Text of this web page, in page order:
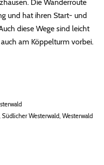
Die Wanderroute
und hat ihren Start- und
diese Wege sind leicht
am Köppelturm vorbei.
Südlicher Westerwald,Westerwald